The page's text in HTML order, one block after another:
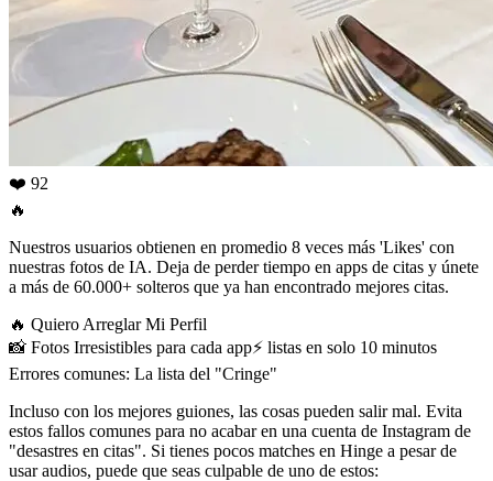
❤️ 92
🔥
Nuestros usuarios obtienen en promedio 8 veces más 'Likes' con
nuestras fotos de IA. Deja de perder tiempo en apps de citas y únete
a más de 60.000+ solteros que ya han encontrado mejores citas.
🔥 Quiero Arreglar Mi Perfil
📸 Fotos Irresistibles para cada app⚡️ listas en solo 10 minutos
Errores comunes: La lista del "Cringe"
Incluso con los mejores guiones, las cosas pueden salir mal. Evita
estos fallos comunes para no acabar en una cuenta de Instagram de
"desastres en citas". Si tienes pocos matches en Hinge a pesar de
usar audios, puede que seas culpable de uno de estos: